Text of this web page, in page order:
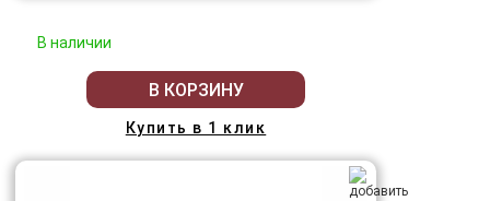
В наличии
В КОРЗИНУ
Купить в 1 клик